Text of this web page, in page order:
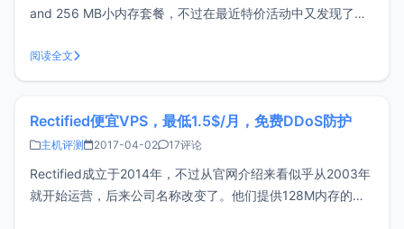
and 256 MB小内存套餐，不过在最近特价活动中又发现了
之）。关于Rectified VPS，已经在文章《Rectified便宜
VPS，最低1.5$/月，免费
阅读全文
Rectified便宜VPS，最低1.5$/月，免费DDoS防护
主机评测 2017-04-02 17评论
Rectified成立于2014年，不过从官网介绍来看似乎从2003年
就开始运营，后来公司名称改变了。他们提供128M内存的廉